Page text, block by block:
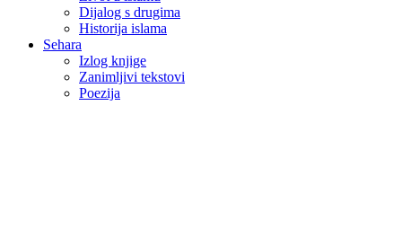
Dijalog s drugima
Historija islama
Sehara
Izlog knjige
Zanimljivi tekstovi
Poezija